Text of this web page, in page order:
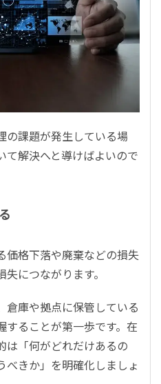
の課題が発生している場
て解決へと導けばよいので
価格下落や廃棄などの損失
につながります。
倉庫や拠点に保管している
ることが第一歩です。在
は「何がどれだけあるの
べきか」を明確化しましょ